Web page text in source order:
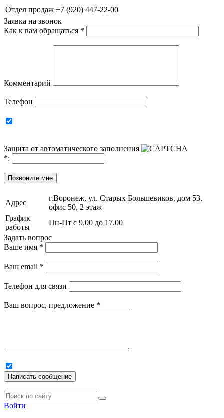
Отдел продаж +7 (920) 447-22-00
Заявка на звонок
Как к вам обращаться *
Комментарий
Телефон
Защита от автоматического заполнения
*:
Позвоните мне
Адрес
г.Воронеж, ул. Старых Большевиков, дом 53,
офис 50, 2 этаж
График
работы
Пн-Пт с 9.00 до 17.00
Задать вопрос
Ваше имя *
Ваш email *
Телефон для связи
Ваш вопрос, предложение *
Написать сообщение
Войти